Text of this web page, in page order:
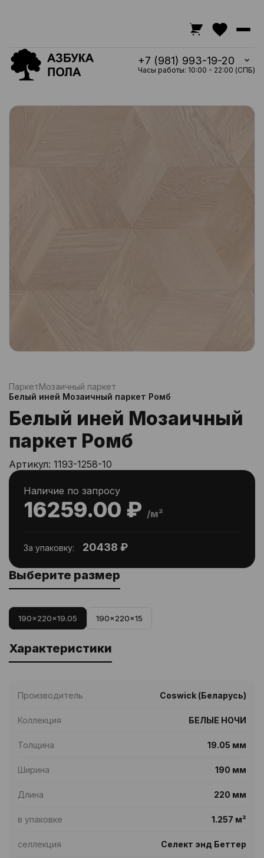
+7 (981) 993-19-20
Часы работы: 10:00 - 22:00 (СПБ)
ПаркетМозаичный паркет
Белый иней Мозаичный паркет Ромб
Белый иней Мозаичный
паркет Ромб
Артикул: 1193-1258-10
16259.00 ₽ /м²
Наличие по запросу
За упаковку: 20438 ₽
Выберите размер
190x220x19.05 190x220x15
Характеристики
Производитель Coswick (Беларусь)
Коллекция БЕЛЫЕ НОЧИ
Толщина 19.05 мм
Ширина 190 мм
Длина 220 мм
в упаковке 1.257 м²
селлекция Селект энд Беттер